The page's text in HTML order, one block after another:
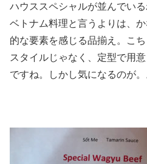
ハウススペシャルが並んでいる
ベトナム料理と言うよりは、
的な要素を感じる品揃え。こ
スタイルじゃなく、定型で用意
ですね。しかし気になるのが。